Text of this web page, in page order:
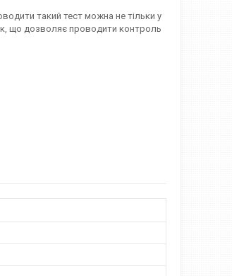
такий тест можна не тільки у
що дозволяє проводити контроль